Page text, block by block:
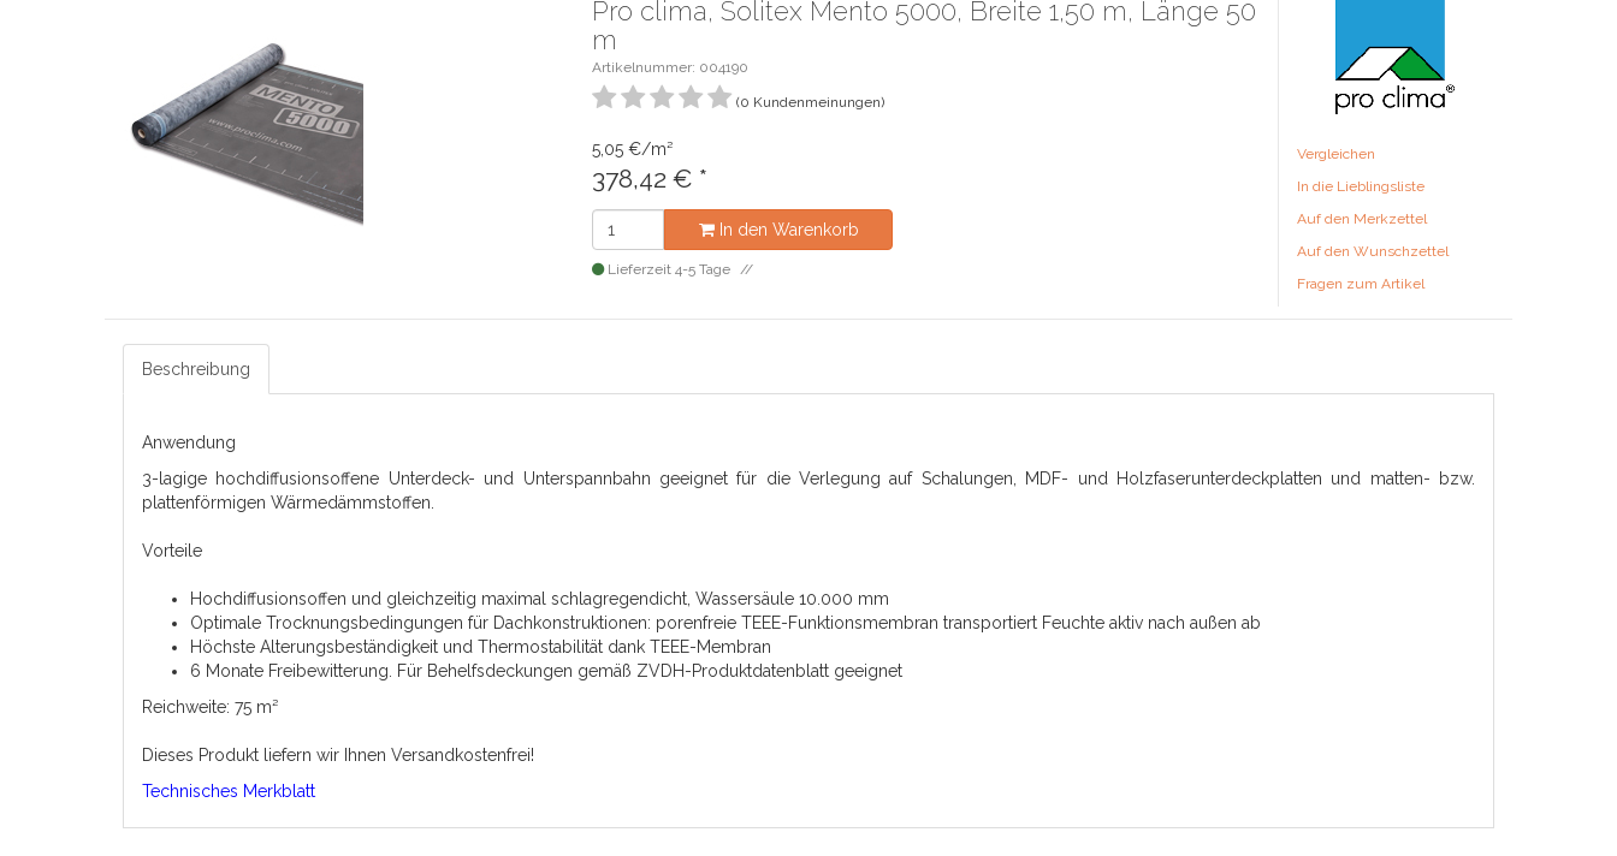
Pro clima, Solitex Mento 5000, Breite 1,50 m, Länge 50
m
Artikelnummer: 004190
(0 Kundenmeinungen)
5,05 €/m²
378,42 € *
In den Warenkorb
Lieferzeit 4-5 Tage
Vergleichen
In die Lieblingsliste
Auf den Merkzettel
Auf den Wunschzettel
Fragen zum Artikel
Beschreibung
Anwendung
3-lagige hochdiffusionsoffene Unterdeck- und Unterspannbahn geeignet für die Verlegung auf Schalungen, MDF- und Holzfaserunterdeckplatten und matten- bzw.
plattenförmigen Wärmedämmstoffen.
Vorteile
Hochdiffusionsoffen und gleichzeitig maximal schlagregendicht, Wassersäule 10.000 mm
Optimale Trocknungsbedingungen für Dachkonstruktionen: porenfreie TEEE-Funktionsmembran transportiert Feuchte aktiv nach außen ab
Höchste Alterungsbeständigkeit und Thermostabilität dank TEEE-Membran
6 Monate Freibewitterung. Für Behelfsdeckungen gemäß ZVDH-Produktdatenblatt geeignet
Reichweite: 75 m²
Dieses Produkt liefern wir Ihnen Versandkostenfrei!
Technisches Merkblatt